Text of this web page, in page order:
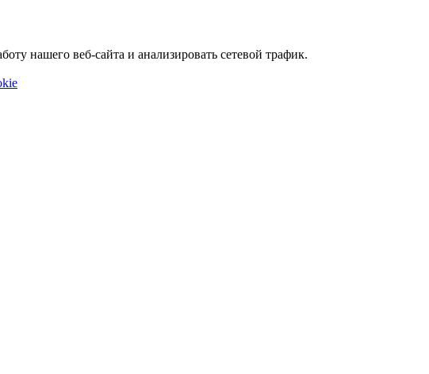
нашего веб-сайта и анализировать сетевой трафик.